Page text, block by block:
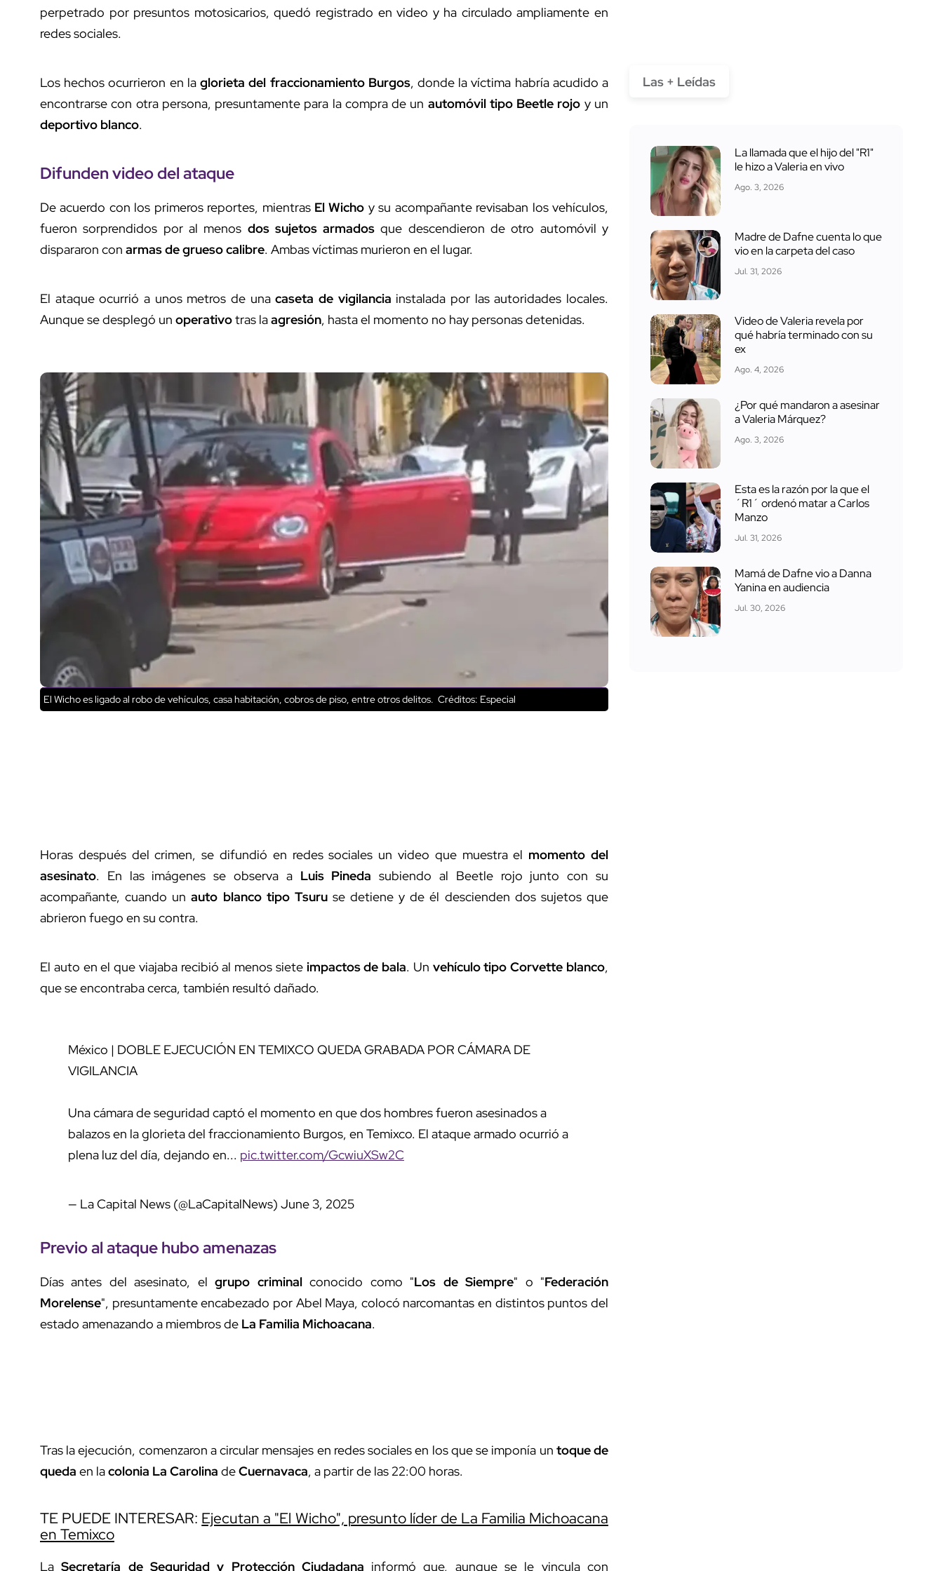
perpetrado por presuntos motosicarios, quedó registrado en video y ha circulado ampliamente en
redes sociales.
Los hechos ocurrieron en laglorieta del fraccionamiento Burgos, donde la víctima habría acudido a
encontrarse con otra persona, presuntamente para la compra de un automóvil tipo Beetle rojo y un
deportivo blanco.
Difundenvideo del ataque
De acuerdo con los primeros reportes, mientras El Wicho y su acompañante revisaban los vehículos,
fueron sorprendidos por al menos dos sujetos armados que descendieron de otro automóvil y
dispararon con armas de grueso calibre. Ambas víctimas murieron en el lugar.
El ataque ocurrió a unos metros de unacaseta de vigilancia instalada por las autoridades locales.
Aunque se desplegó un operativotras laagresión, hasta el momento no hay personas detenidas.
El Wicho es ligado al robo de vehículos, casa habitación, cobros de piso, entre otros delitos. Créditos: Especial
Horas después del crimen, se difundió en redes sociales un video que muestra el momento del
asesinato. En las imágenes se observa a Luis Pineda subiendo al Beetle rojo junto con su
acompañante, cuando unauto blanco tipo Tsuruse detiene y de él descienden dos sujetos que
abrieron fuego en su contra.
El auto en el que viajaba recibió al menos siete impactos de bala. Un vehículo tipo Corvette blanco,
que se encontraba cerca, también resultó dañado.
México | DOBLE EJECUCIÓN EN TEMIXCO QUEDA GRABADA POR CÁMARA DE
VIGILANCIA
Una cámara de seguridad captó el momento en que dos hombres fueron asesinados a
balazos en la glorieta del fraccionamiento Burgos, en Temixco. El ataque armado ocurrió a
plena luz del día, dejando en... pic.twitter.com/GcwiuXSw2C
— La Capital News (@LaCapitalNews) June 3, 2025
Previo al ataque hubo amenazas
Días antes del asesinato, elgrupo criminalconocido como "Los de Siempre" o "Federación
Morelense", presuntamente encabezado por Abel Maya, colocó narcomantas en distintos puntos del
estado amenazando a miembros de La Familia Michoacana.
Tras la ejecución, comenzaron a circular mensajes en redes sociales en los que se imponía un toque de
queda en lacolonia La Carolina deCuernavaca, a partir de las 22:00 horas.
TE PUEDE INTERESAR: Ejecutan a "El Wicho", presunto líder de La Familia Michoacana
en Temixco
LaSecretaría de Seguridad y Protección Ciudadana informó que, aunque se le vincula con
Las + Leídas
La llamada que el hijo del "R1"
le hizo a Valeria en vivo
Ago. 3, 2026
Madre de Dafne cuenta lo que
vio en la carpeta del caso
Jul. 31, 2026
Video de Valeria revela por
qué habría terminado con su
ex
Ago. 4, 2026
¿Por qué mandaron a asesinar
a Valeria Márquez?
Ago. 3, 2026
Esta es la razón por la que el
´R1´ ordenó matar a Carlos
Manzo
Jul. 31, 2026
Mamá de Dafne vio a Danna
Yanina en audiencia
Jul. 30, 2026